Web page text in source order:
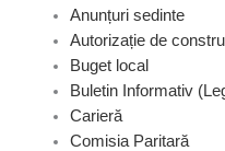
Anunțuri sedinte
Autorizație de
Buget local
Buletin Informativ
Carieră
Comisia Paritară